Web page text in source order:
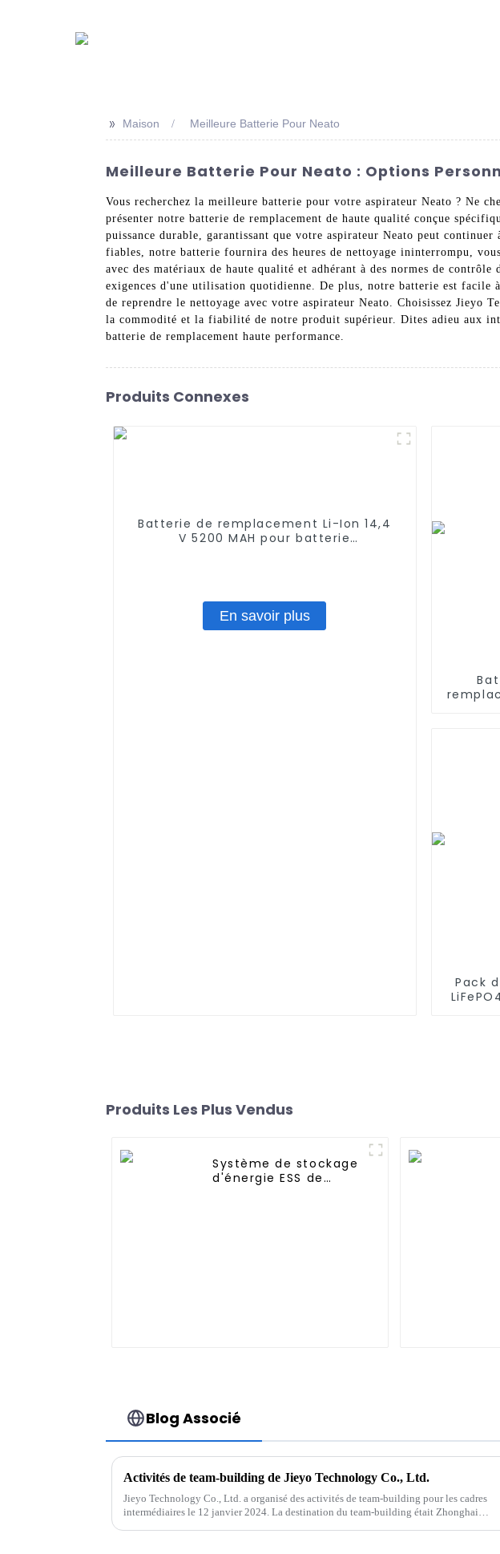
>> Maison Meilleure Batterie Pour Neato
Meilleure Batterie Pour Neato : Options
Vous recherchez la meilleure batterie pour votre aspirateur Neato ? Ne
présenter notre batterie de remplacement de haute qualité conçue
puissance durable, garantissant que votre aspirateur Neato peut
fiables, notre batterie fournira des heures de nettoyage ininterrompu,
avec des matériaux de haute qualité et adhérant à des normes de
exigences d'une utilisation quotidienne. De plus, notre batterie est facile
de reprendre le nettoyage avec votre aspirateur Neato. Choisissez Jieyo
la commodité et la fiabilité de notre produit supérieur. Dites adieu aux
batterie de remplacement haute performance.
Produits Connexes
Batterie de remplacement Li-Ion 14,4
V 5200 MAH pour batterie
En savoir plus
Pack
Produits Les Plus Vendus
Système de stockage
d'énergie ESS de
Blog Associé
Activités de team-building de Jieyo Technology Co., Ltd.
Jieyo Technology Co., Ltd. a organisé des activités de team-building pour les cadres
intermédiaires le 12 janvier 2024. La destination du team-building était Zhonghai